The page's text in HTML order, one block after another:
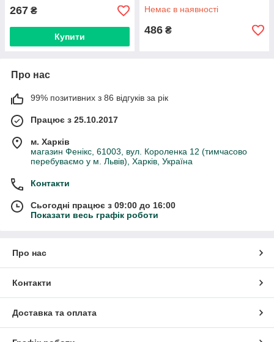
267 ₴
Купити
Немає в наявності
486 ₴
Про нас
99% позитивних з 86 відгуків за рік
Працює з 25.10.2017
м. Харків
магазин Фенікс, 61003, вул. Короленка 12 (тимчасово
перебуваємо у м. Львів), Харків, Україна
Контакти
Сьогодні працює з 09:00 до 16:00
Показати весь графік роботи
Про нас
Контакти
Доставка та оплата